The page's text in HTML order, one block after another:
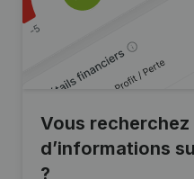
Vous recherchez
d’informations
?